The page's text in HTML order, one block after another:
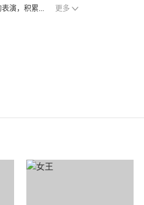
演，积累...
更多